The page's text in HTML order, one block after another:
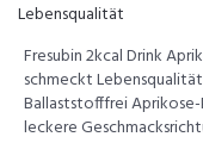
Fresubin 2kcal Drink
schmeckt
Ballaststofffrei Aprikose-
leckere